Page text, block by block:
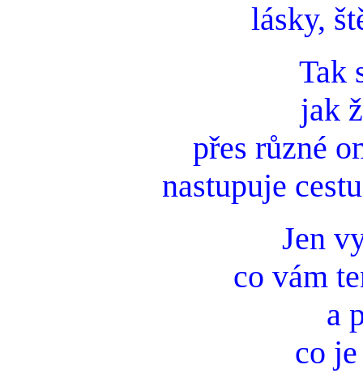
lásky,
Tak
jak
přes různé
nastupuje
Jen
co vám
a
co